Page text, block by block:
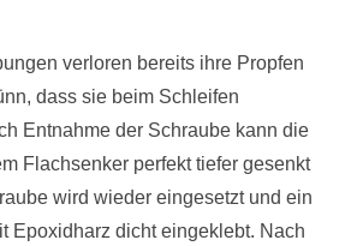
verloren bereits ihre Propfen
dass sie beim Schleifen
Entnahme der Schraube kann die
Flachsenker perfekt tiefer gesenkt
wird wieder eingesetzt und ein
Epoxidharz dicht eingeklebt. Nach